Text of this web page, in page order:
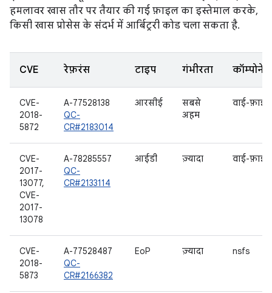
हमलावर खास तौर पर तैयार की गई फ़ाइल का इस्तेमाल करके,
किसी खास प्रोसेस के संदर्भ में आर्बिट्ररी कोड चला सकता है.
CVE रेफ़रंस टाइप गंभीरता कॉम्पोनेंट
CVE-
2018-
5872
A-77528138
QC-
CR#2183014
आरसीई
सबसे
अहम
वाई-फ़ाई
CVE-
2017-
13077,
CVE-
2017-
13078
A-78285557
QC-
CR#2133114
आईडी ज़्यादा वाई-फ़ाई
CVE-
2018-
5873
A-77528487
QC-
CR#2166382
EoP ज़्यादा nsfs